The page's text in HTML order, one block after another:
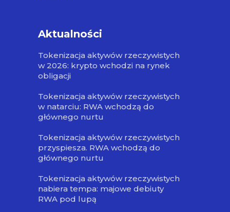
Aktualności
Tokenizacja aktywów rzeczywistych
w 2026: krypto wchodzi na rynek
obligacji
Tokenizacja aktywów rzeczywistych
w natarciu: RWA wchodzą do
głównego nurtu
Tokenizacja aktywów rzeczywistych
przyspiesza. RWA wchodzą do
głównego nurtu
Tokenizacja aktywów rzeczywistych
nabiera tempa: majowe debiuty
RWA pod lupą